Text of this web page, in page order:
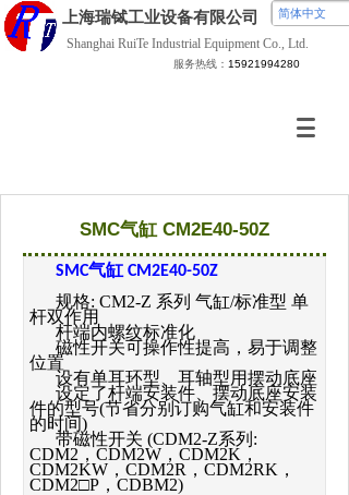
简体中文
上海瑞铽工业设备有限公司
Shanghai RuiTe Industrial Equipment Co., Ltd.
服务热线： 15921994280
SMC气缸 CM2E40-50Z
SMC气缸 CM2E40-50Z
规格: CM2-Z 系列 气缸/标准型 单
杆双作用
杆端内螺纹标准化
磁性开关可操作性提高，易于调整
位置
设有单耳环型、耳轴型用摆动底座
设定了杆端安装件、摆动底座安装
件的型号(节省分别订购气缸和安装件
的时间)
带磁性开关 (CDM2-Z系列 :
CDM2 ，CDM2W ， CDM2K ，
CDM2KW ， CDM2R ， CDM2RK ，
CDM2□P ， CDBM2)